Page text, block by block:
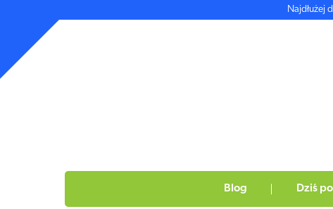
Najdłużej
Blog Dziś